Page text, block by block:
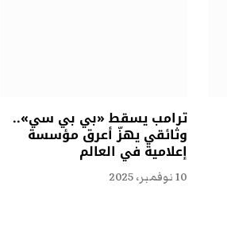
ترامب يسقط «بي بي سي»..
وثائقي يهزّ أعرق مؤسسة
إعلامية في العالم
10 نوفمبر، 2025